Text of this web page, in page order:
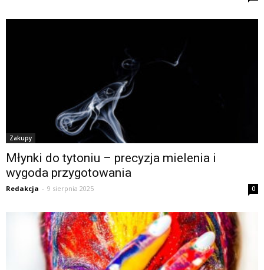
Zakupy
Młynki do tytoniu – precyzja mielenia i
wygoda przygotowania
Redakcja - 9 sierpnia 2025 0